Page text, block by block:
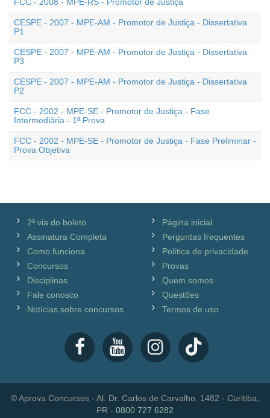
CESPE - 2007 - MPE-AM - Promotor de Justiça - Dissertativa
P1
CESPE - 2007 - MPE-AM - Promotor de Justiça - Dissertativa
P3
CESPE - 2007 - MPE-AM - Promotor de Justiça - Dissertativa
P2
FCC - 2002 - MPE-SE - Promotor de Justiça - Fase
Intermediária - 1ª Prova
FCC - 2002 - MPE-SE - Promotor de Justiça - Fase Preliminar -
Prova Objetiva
2ª via do boleto
Assinatura Completa
Como funciona
Concursos
Disciplinas
Fale conosco
Notícias sobre concursos
Página inicial
Perguntas frequentes
Política de privacidade
Provas
Quem somos
Questões
Termos de uso
© Aprova Concursos - Al. Dr. Carlos de Carvalho, 1482 - Curitiba,
PR - 0800 727 6282